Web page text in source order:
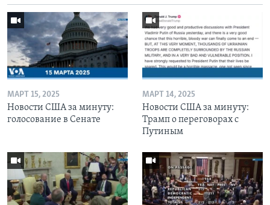
МАРТ 15, 2025
Новости США за минуту:
голосование в Сенате
МАРТ 14, 2025
Новости США за минуту:
Трамп о переговорах с
Путиным